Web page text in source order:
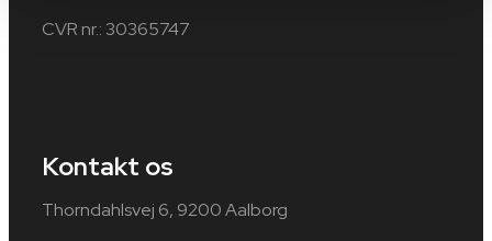
CVR nr.: 30365747
Kontakt os
Thorndahlsvej 6, 9200 Aalborg